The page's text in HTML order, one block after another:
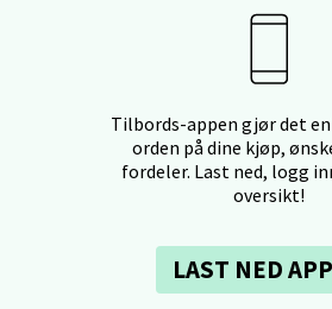
Tilbords-appen gjør det
orden på dine kjøp,
fordeler. Last ned, logg
oversikt!
LAST NED
- Thon Senter